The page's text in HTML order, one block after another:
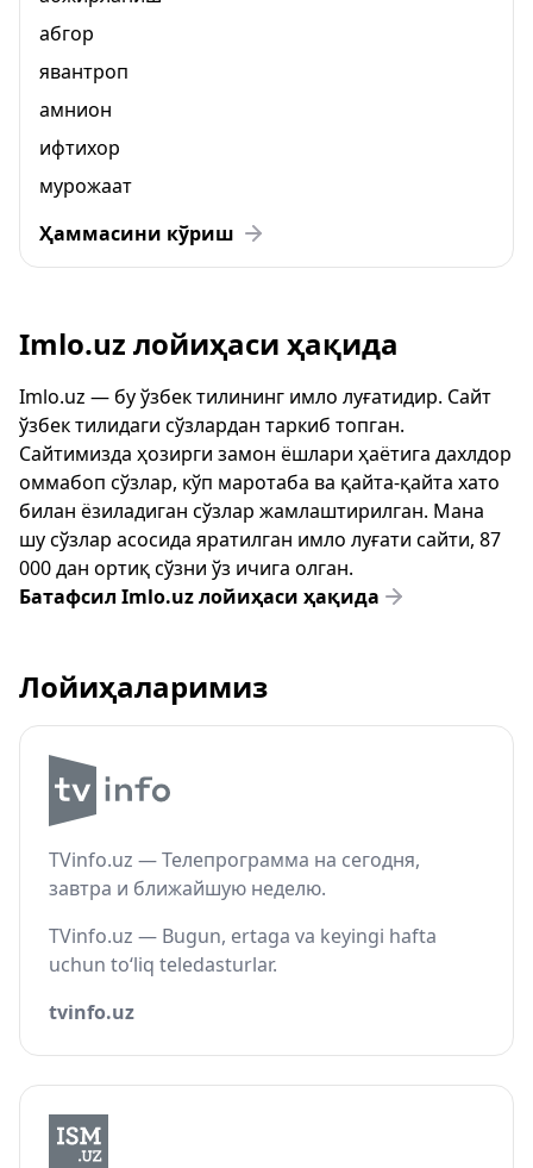
абгор
явантроп
амнион
ифтихор
мурожаат
Ҳаммасини кўриш
Imlo.uz лойиҳаси ҳақида
Imlo.uz — бу ўзбек тилининг имло луғатидир. Сайт
ўзбек тилидаги сўзлардан таркиб топган.
Сайтимизда ҳозирги замон ёшлари ҳаётига дахлдор
оммабоп сўзлар, кўп маротаба ва қайта-қайта хато
билан ёзиладиган сўзлар жамлаштирилган. Мана
шу сўзлар асосида яратилган имло луғати сайти, 87
000 дан ортиқ сўзни ўз ичига олган.
Батафсил Imlo.uz лойиҳаси ҳақида
Лойиҳаларимиз
TVinfo.uz — Телепрограмма на сегодня,
завтра и ближайшую неделю.
TVinfo.uz — Bugun, ertaga va keyingi hafta
uchun to‘liq teledasturlar.
tvinfo.uz